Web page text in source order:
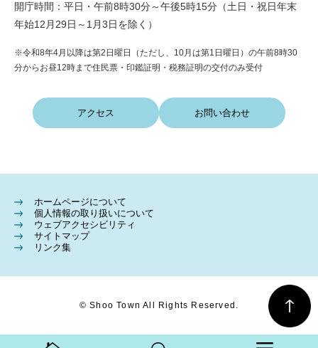
開庁時間：平日・午前8時30分～午後5時15分（土日・祝日年末
年始12月29日～1月3日を除く）
※令和8年4月以降は第2日曜日（ただし、10月は第1日曜日）の午前8時30
分からお昼12時まで住民票・印鑑証明・税務証明の交付のみ受付
アクセス お問い合わせ
ホームページについて
個人情報の取り扱いについて
ウェブアクセシビリティ
サイトマップ
リンク集
© Shoo Town All Rights Reserved.